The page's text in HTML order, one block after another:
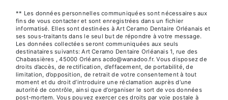
** Les données personnelles communiquées sont nécessaires aux
fins de vous contacter et sont enregistrées dans un fichier
informatisé. Elles sont destinées à Art Ceramo Dentaire Orléanais et
ses sous-traitants dans le seul but de répondre à votre message.
Les données collectées seront communiquées aux seuls
destinataires suivants: Art Ceramo Dentaire Orléanais 1, rue des
Chabassières , 45000 Orléans acdo@wanadoo.fr. Vous disposez de
droits d’accès, de rectification, d’effacement, de portabilité, de
limitation, d’opposition, de retrait de votre consentement à tout
moment et du droit d’introduire une réclamation auprès d’une
autorité de contrôle, ainsi que d’organiser le sort de vos données
post-mortem. Vous pouvez exercer ces droits par voie postale à